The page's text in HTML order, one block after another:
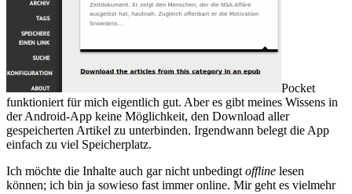
Pocket
funktioniert für mich eigentlich gut. Aber es gibt meines Wissens in
der Android-App keine Möglichkeit, den Download aller
gespeicherten Artikel zu unterbinden. Irgendwann belegt die App
einfach zu viel Speicherplatz.
Ich möchte die Inhalte auch gar nicht unbedingt offline lesen
können; ich bin ja sowieso fast immer online. Mir geht es vielmehr